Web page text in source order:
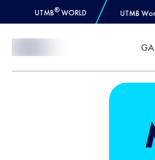
UTMB® WORLD UTMB